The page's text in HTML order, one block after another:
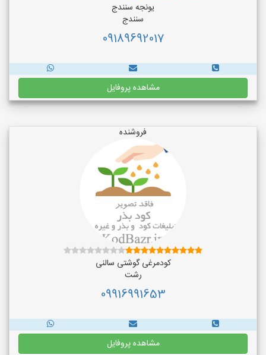
یونجه سنندج
سنندج
09189692017
مشاهده پروفایل
فروشنده
کودمرغی گوشتی سالنی
رشت
09916991653
مشاهده پروفایل